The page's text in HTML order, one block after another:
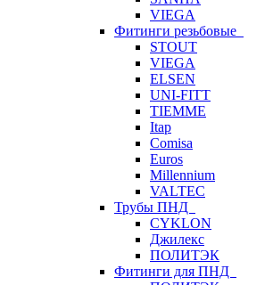
VIEGA
Фитинги резьбовые
STOUT
VIEGA
ELSEN
UNI-FITT
TIEMME
Itap
Comisa
Euros
Millennium
VALTEC
Трубы ПНД
CYKLON
Джилекс
ПОЛИТЭК
Фитинги для ПНД